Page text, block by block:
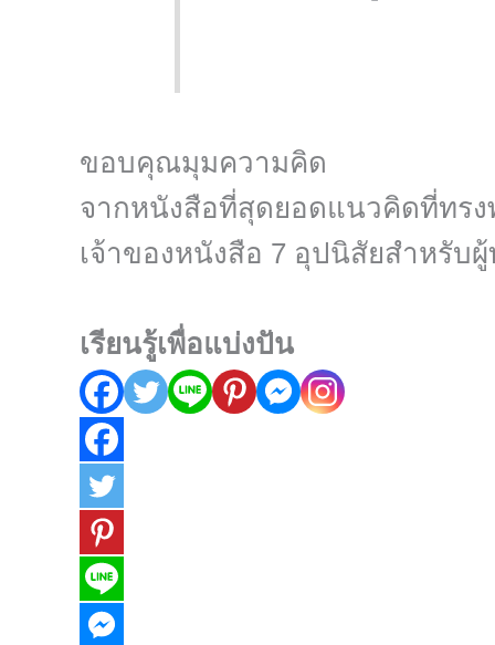
ขอบคุณมุมความคิด
จากหนังสือที่สุดยอดแนวคิดที่ทรง
เจ้าของหนังสือ 7 อุปนิสัยสำหรับ
เรียนรู้เพื่อแบ่งปัน